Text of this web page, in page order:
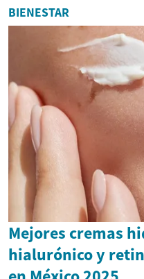
BIENESTAR
Mejores cremas
hialurónico y